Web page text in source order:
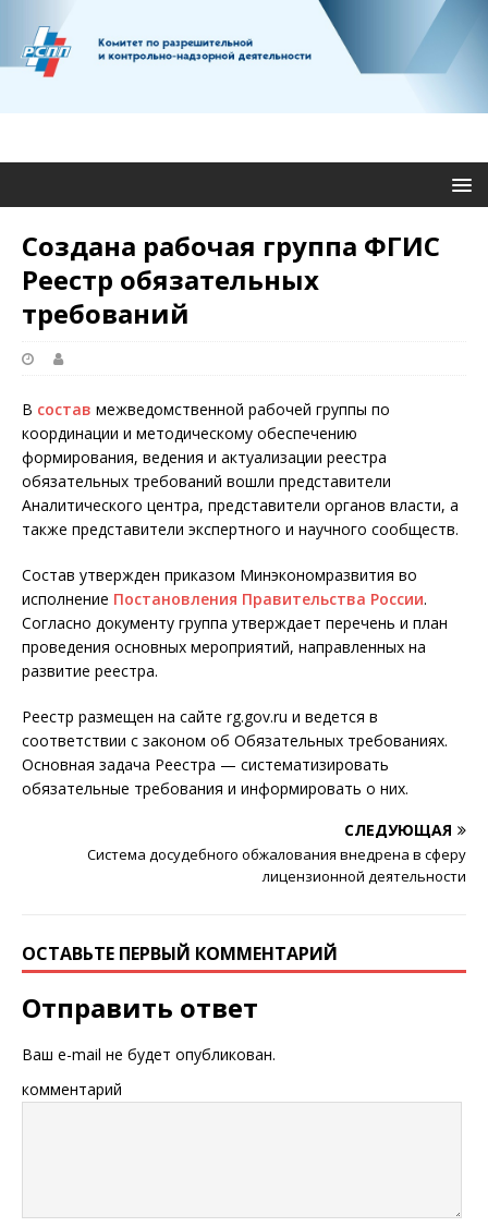
Создана рабочая группа ФГИС
Реестр обязательных
требований
В состав межведомственной рабочей группы по
координации и методическому обеспечению
формирования, ведения и актуализации реестра
обязательных требований вошли представители
Аналитического центра, представители органов власти, а
также представители экспертного и научного сообществ.
Состав утвержден приказом Минэкономразвития во
исполнение Постановления Правительства России.
Согласно документу группа утверждает перечень и план
проведения основных мероприятий, направленных на
развитие реестра.
Реестр размещен на сайте rg.gov.ru и ведется в
соответствии с законом об Обязательных требованиях.
Основная задача Реестра — систематизировать
обязательные требования и информировать о них.
СЛЕДУЮЩАЯ
Система досудебного обжалования внедрена в сферу
лицензионной деятельности
ОСТАВЬТЕ ПЕРВЫЙ КОММЕНТАРИЙ
Отправить ответ
Ваш e-mail не будет опубликован.
комментарий